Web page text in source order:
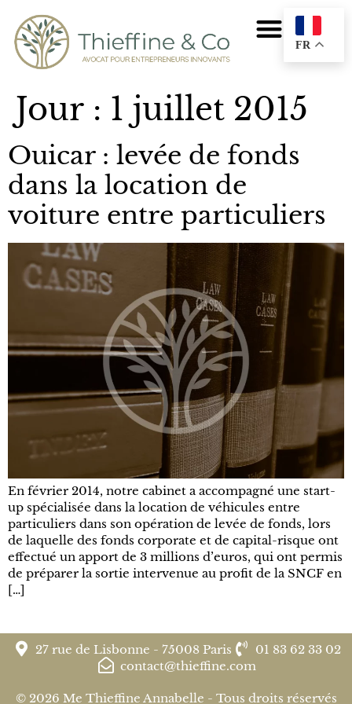
FR
Jour : 1 juillet 2015
Ouicar : levée de fonds
dans la location de
voiture entre particuliers
En février 2014, notre cabinet a accompagné une start-
up spécialisée dans la location de véhicules entre
particuliers dans son opération de levée de fonds, lors
de laquelle des fonds corporate et de capital-risque ont
effectué un apport de 3 millions d’euros, qui ont permis
de préparer la sortie intervenue au profit de la SNCF en
[…]
27 rue de Lisbonne - 75008 Paris
01 83 62 33 02
contact@thieffine.com
© 2026 Me Thieffine Annabelle - Tous droits réservés